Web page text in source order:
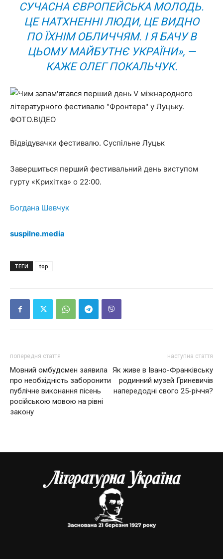
СУЧАСНА ЄВРОПЕЙСЬКА МОЛОДЬ.
ЦЕ НАТХНЕННІ ЛЮДИ, ЦЕ ВИДНО
ПО ЇХНІМ ОБЛИЧЧЯМ. І Я БАЧУ В
ЦЬОМУ МАЙБУТНЄ УКРАЇНИ», —
КАЖЕ ОЛЕГ ПОКАЛЬЧУК.
Відвідувачки фестивалю. Суспільне Луцьк
Завершиться перший фестивальний день виступом
гурту «Крихітка» о 22:00.
Богдана Шевчук
suspilne.media
ТЕГИ top
попередня стаття
Мовний омбудсмен заявила
про необхідність заборонити
публічне виконання пісень
російською мовою на рівні
закону
наступна стаття
Як живе в Івано-Франківську
родинний музей Гриневичів
напередодні свого 25-річчя?